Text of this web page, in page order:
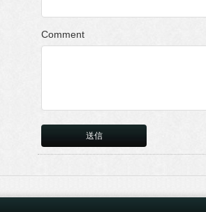
Comment